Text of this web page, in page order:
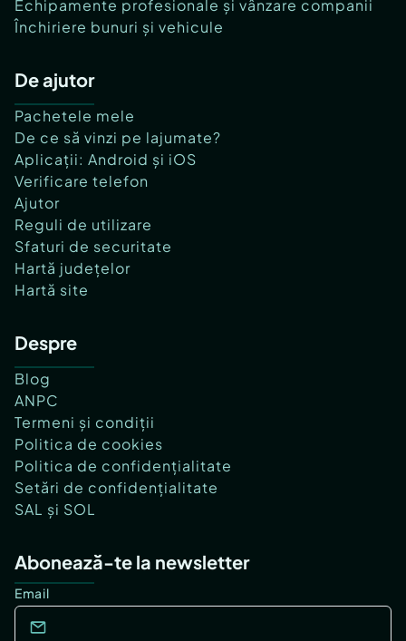
Echipamente profesionale și vânzare companii
Închiriere bunuri și vehicule
De ajutor
Pachetele mele
De ce să vinzi pe lajumate?
Aplicații: Android și iOS
Verificare telefon
Ajutor
Reguli de utilizare
Sfaturi de securitate
Hartă județelor
Hartă site
Despre
Blog
ANPC
Termeni și condiții
Politica de cookies
Politica de confidențialitate
Setări de confidențialitate
SAL și SOL
Abonează-te la newsletter
Email